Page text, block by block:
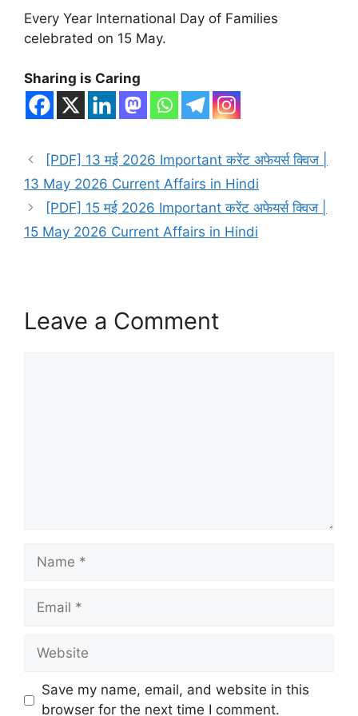
Every Year International Day of Families
celebrated on 15 May.
Sharing is Caring
[PDF] 13 मई 2026 Important करेंट अफेयर्स क्विज |
13 May 2026 Current Affairs in Hindi
[PDF] 15 मई 2026 Important करेंट अफेयर्स क्विज |
15 May 2026 Current Affairs in Hindi
Leave a Comment
Name
Email
Website
Save my name, email, and website in this
browser for the next time I comment.